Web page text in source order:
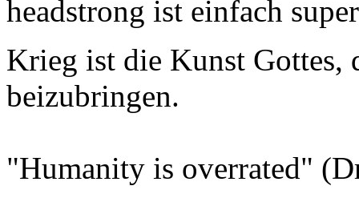
headstrong ist einfach
Krieg ist die Kunst Gottes,
beizubringen.
"Humanity is overrated"